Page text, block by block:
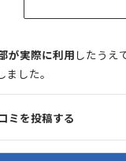
が実際に利用 したうえ
した。
ミを投稿する